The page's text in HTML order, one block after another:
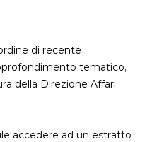
di recente
tematico,
della Direzione Affari
accedere ad un estratto